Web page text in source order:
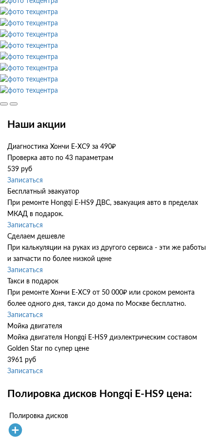
Наши акции
Диагностика Хончи Е-ХС9 за 490₽
Проверка авто по 43 параметрам
539 руб
Записаться
Бесплатный эвакуатор
При ремонте Hongqi E-HS9 ДВС, эвакуация авто в пределах
МКАД в подарок.
Записаться
Сделаем дешевле
При калькуляции на руках из другого сервиса - эти же работы
и запчасти по более низкой цене
Записаться
Такси в подарок
При ремонте Хончи Е-ХС9 от 50 000₽ или сроком ремонта
более одного дня, такси до дома по Москве бесплатно.
Записаться
Мойка двигателя
Мойка двигателя Hongqi E-HS9 диэлектрическим составом
Golden Star по супер цене
3961 руб
Записаться
Полировка дисков Hongqi E-HS9 цена:
Полировка дисков